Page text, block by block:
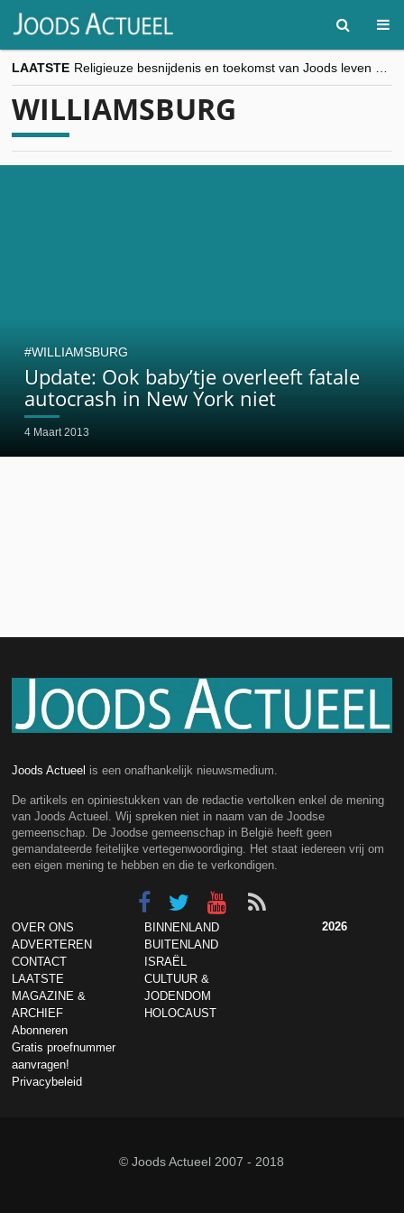
LAATSTE
“Besnijdenisdebat toont hoe moeilijk seculiere Westen minderheden begrijpt”, Jinnih Beels (Vooruit)
WILLIAMSBURG
Update: Ook baby’tje overleeft fatale
autocrash in New York niet
4 Maart 2013
WILLIAMSBURG
Joods Actueel is een onafhankelijk nieuwsmedium.
De artikels en opiniestukken van de redactie vertolken enkel de mening
van Joods Actueel. Wij spreken niet in naam van de Joodse
gemeenschap. De Joodse gemeenschap in België heeft geen
gemandateerde feitelijke vertegenwoordiging. Het staat iedereen vrij om
een eigen mening te hebben en die te verkondigen.
OVER ONS
ADVERTEREN
CONTACT
LAATSTE
MAGAZINE &
ARCHIEF
Abonneren
Gratis proefnummer
aanvragen!
Privacybeleid
BINNENLAND
BUITENLAND
ISRAËL
CULTUUR &
JODENDOM
HOLOCAUST
2026
© Joods Actueel 2007 - 2018